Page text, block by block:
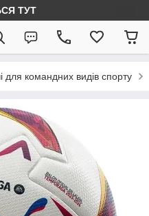
ТУТ
для командних видів спорту